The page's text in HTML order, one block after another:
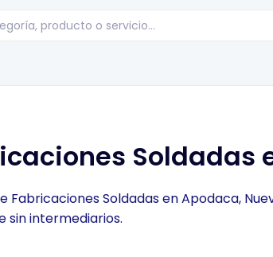
Soldadas
Soldadas en Apodaca,
intermediarios.